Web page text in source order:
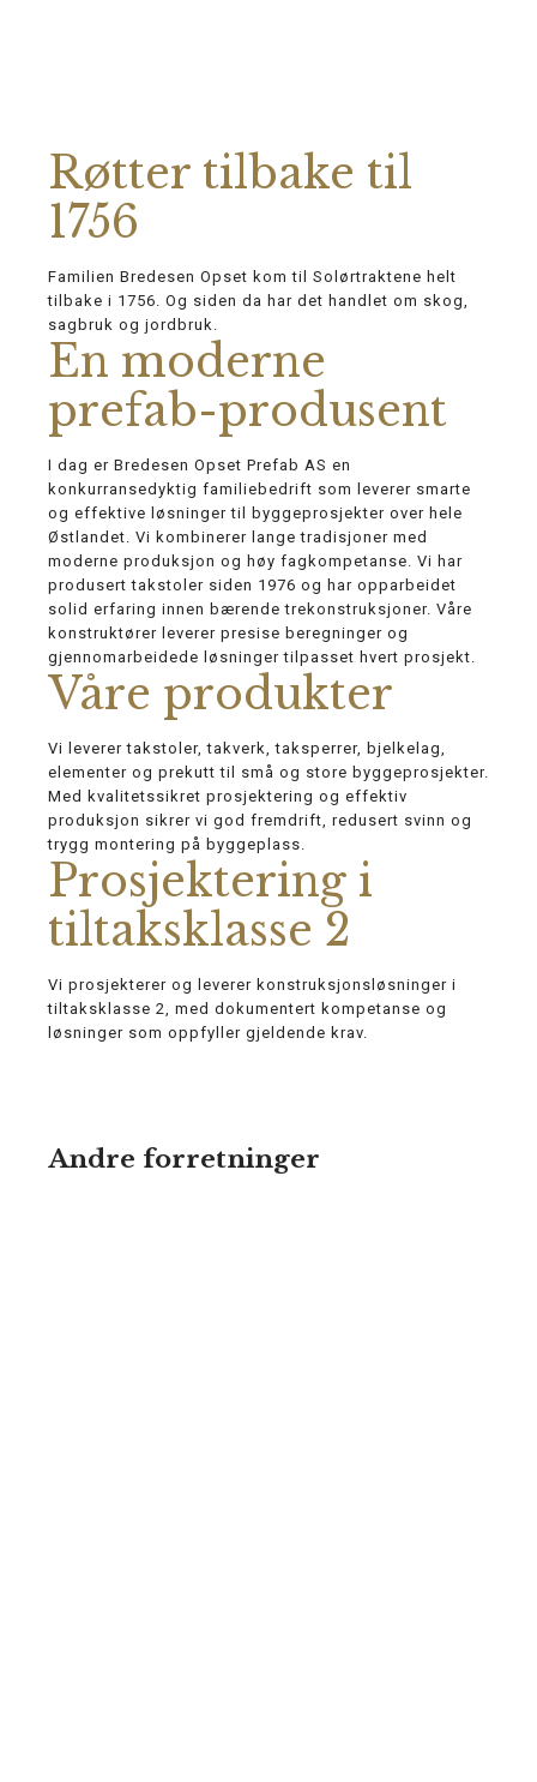
Røtter tilbake til
1756
Familien Bredesen Opset kom til Solørtraktene helt
tilbake i 1756. Og siden da har det handlet om skog,
sagbruk og jordbruk.
En moderne
prefab-produsent
I dag er Bredesen Opset Prefab AS en
konkurransedyktig familiebedrift som leverer smarte
og effektive løsninger til byggeprosjekter over hele
Østlandet. Vi kombinerer lange tradisjoner med
moderne produksjon og høy fagkompetanse. Vi har
produsert takstoler siden 1976 og har opparbeidet
solid erfaring innen bærende trekonstruksjoner. Våre
konstruktører leverer presise beregninger og
gjennomarbeidede løsninger tilpasset hvert prosjekt.
Våre produkter
Vi leverer takstoler, takverk, taksperrer, bjelkelag,
elementer og prekutt til små og store byggeprosjekter.
Med kvalitetssikret prosjektering og effektiv
produksjon sikrer vi god fremdrift, redusert svinn og
trygg montering på byggeplass.
Prosjektering i
tiltaksklasse 2
Vi prosjekterer og leverer konstruksjonsløsninger i
tiltaksklasse 2, med dokumentert kompetanse og
løsninger som oppfyller gjeldende krav.
Andre forretninger